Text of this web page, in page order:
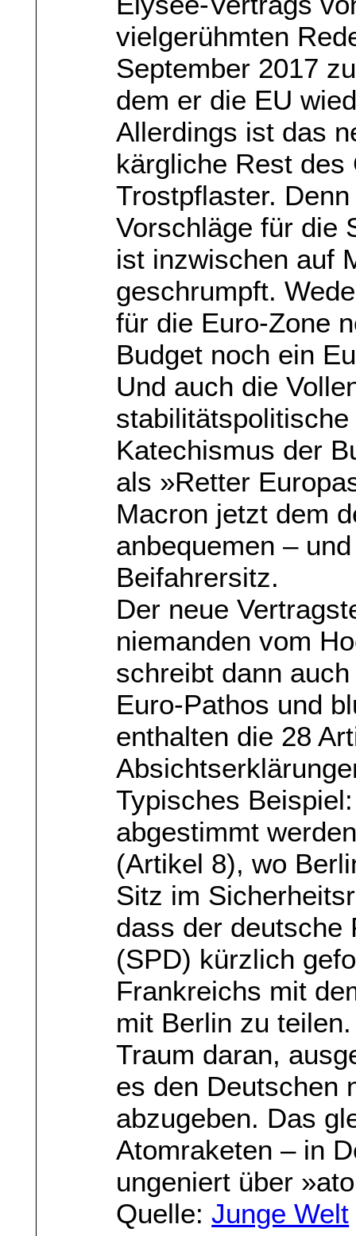
vielgerühmten
September 2017
dem er die EU
Allerdings ist das
kärgliche Rest
Trostpflaster.
Vorschläge für die
ist inzwischen auf
geschrumpft.
für die Euro-Zone
Budget noch ein
Und auch die
Katechismus der
als »Retter
Macron jetzt dem
anbequemen –
Beifahrersitz.
Der neue
niemanden vom
schreibt dann
Euro-Pathos und
enthalten die 28
Typisches
abgestimmt
(Artikel 8), wo
Sitz im
dass der deutsche
(SPD) kürzlich
Frankreichs mit
mit Berlin zu
Traum daran,
es den Deutschen
abzugeben. Das
Atomraketen – in
ungeniert über
Quelle:Junge Welt